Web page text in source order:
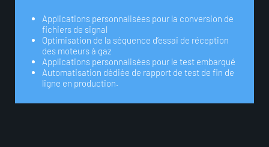
Applications personnalisées pour la conversion de
fichiers de signal
Optimisation de la séquence d’essai de réception
des moteurs à gaz
Applications personnalisées pour le test embarqué
Automatisation dédiée de rapport de test de fin de
ligne en production.